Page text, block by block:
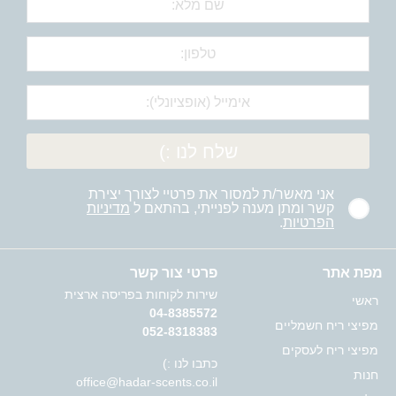
פרטי צור קשר
שירות לקוחות בפריסה ארצית
04-8385572
052-8318383
כתבו לנו :)
office@hadar-scents.co.il
אני מאשר/ת למסור את פרטיי לצורך יצירת
קשר ומתן מענה לפנייתי, בהתאם ל מדיניות
הפרטיות.
שלח לנו :)
מפת אתר
ראשי
מפיצי ריח חשמליים
מפיצי ריח לעסקים
חנות